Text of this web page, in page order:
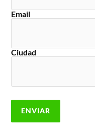
Email
Ciudad